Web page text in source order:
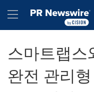
Hamburger menu
스마트랩스
완전 관리